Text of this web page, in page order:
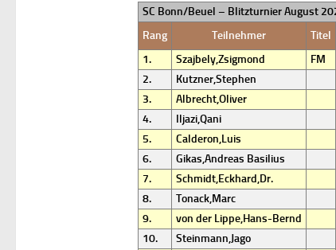
SC Bonn/Beuel – Blitzturnier August
Rang
Teilnehmer Titel
1.
Szajbely,Zsigmond FM
2.
Kutzner,Stephen
3.
Albrecht,Oliver
4.
Iljazi,Qani
5.
Calderon,Luis
6.
Gikas,Andreas Basilius
7.
Schmidt,Eckhard,Dr.
8.
Tonack,Marc
9.
von der Lippe,Hans-Bernd
10.
Steinmann,Jago